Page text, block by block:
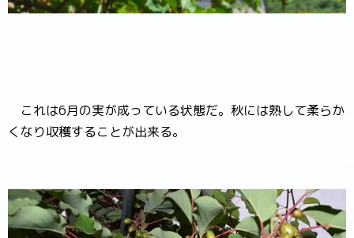
これは6月の実が成っている状態だ。秋には熟して柔らか
くなり収穫することが出来る。